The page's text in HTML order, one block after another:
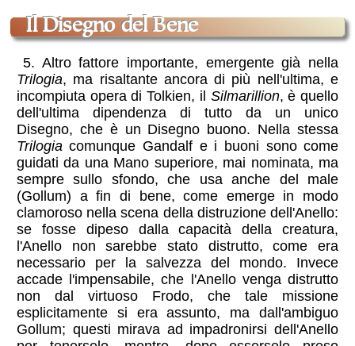
il Disegno del Bene
5. Altro fattore importante, emergente già nella
Trilogia, ma risaltante ancora di più nell'ultima, e
incompiuta opera di Tolkien, il Silmarillion, è quello
dell'ultima dipendenza di tutto da un unico
Disegno, che è un Disegno buono. Nella stessa
Trilogia comunque Gandalf e i buoni sono come
guidati da una Mano superiore, mai nominata, ma
sempre sullo sfondo, che usa anche del male
(Gollum) a fin di bene, come emerge in modo
clamoroso nella scena della distruzione dell'Anello:
se fosse dipeso dalla capacità della creatura,
l'Anello non sarebbe stato distrutto, come era
necessario per la salvezza del mondo. Invece
accade l'impensabile, che l'Anello venga distrutto
non dal virtuoso Frodo, che tale missione
esplicitamente si era assunto, ma dall'ambiguo
Gollum; questi mirava ad impadronirsi dell'Anello